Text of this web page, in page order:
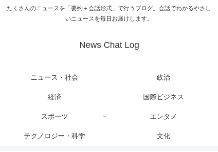
たくさんのニュースを「要約＋会話形式」で行うブログ。会話でわかるやさし
いニュースを毎日お届けします。
News Chat Log
ニュース・社会 政治
経済 国際ビジネス
スポーツ エンタメ
テクノロジー・科学 文化